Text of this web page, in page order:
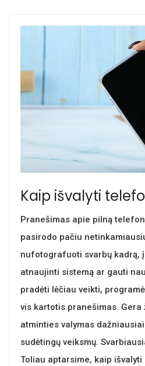
Kaip išvalyti
Pranešimas apie pilną
pasirodo pačiu
nufotografuoti svarbų kadrą,
atnaujinti sistemą ar gauti
pradėti lėčiau veikti,
vis kartotis pranešimas.
atminties valymas
sudėtingų veiksmų.
Toliau aptarsime, kaip išvalyti